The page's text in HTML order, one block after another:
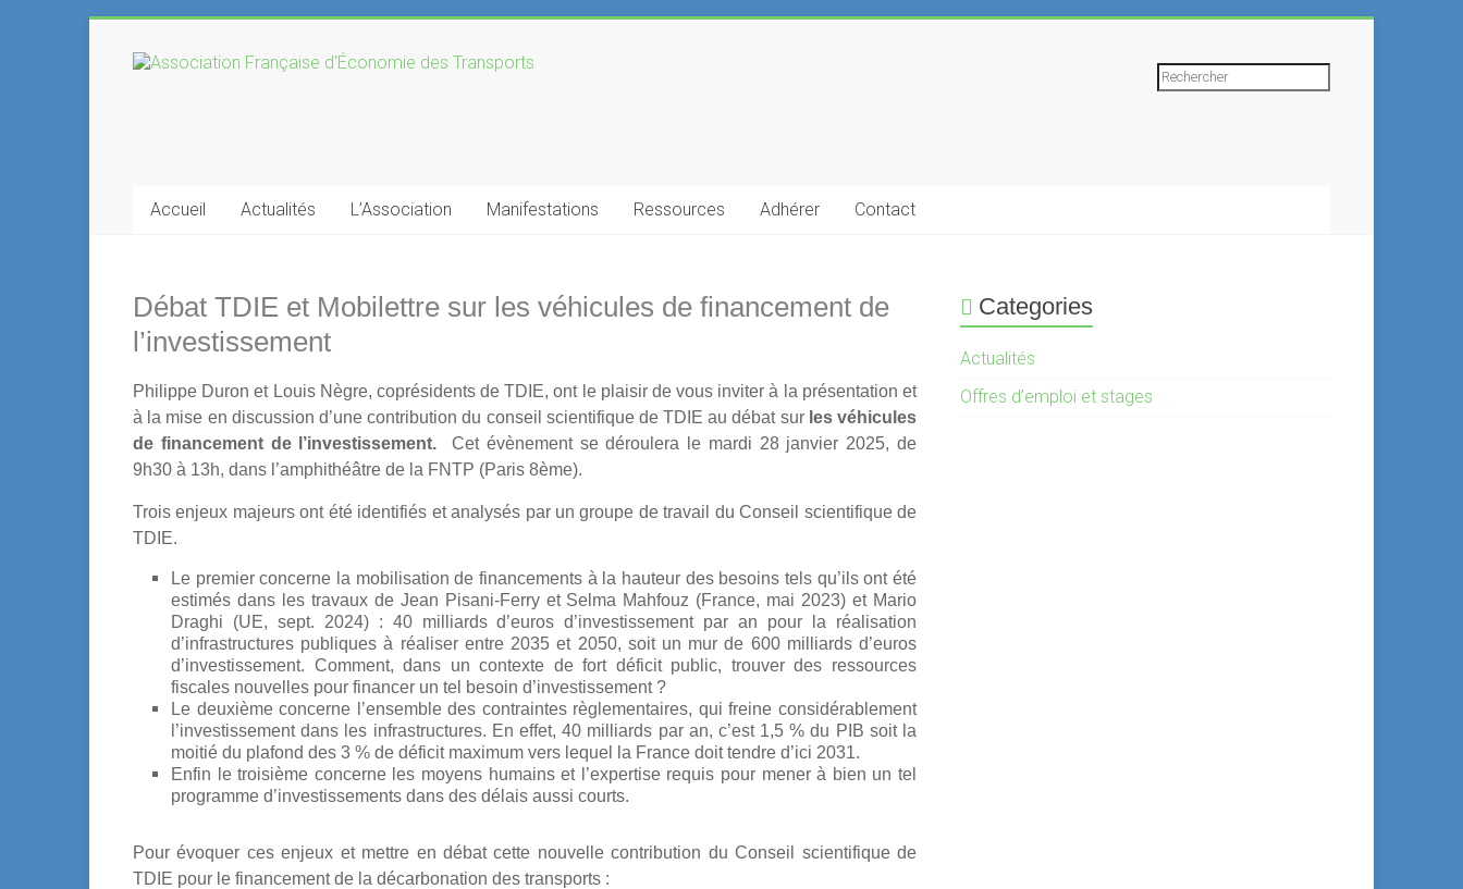
contentAssociation
des
Accueil Actualités L’Association Manifestations Ressources Adhérer Contact
Débat TDIE et Mobilettre sur les véhicules de financement de
l’investissement
Philippe Duron et Louis Nègre, coprésidents de TDIE, ont le plaisir de vous inviter à la présentation et
à la mise en discussion d’une contribution du conseil scientifique de TDIE au débat sur les véhicules
de financement de l’investissement. Cet évènement se déroulera le mardi 28 janvier 2025, de
9h30 à 13h, dans l’amphithéâtre de la FNTP (Paris 8ème).
Trois enjeux majeurs ont été identifiés et analysés par un groupe de travail du Conseil scientifique de
TDIE.
Le premier concerne la mobilisation de financements à la hauteur des besoins tels qu’ils ont été
estimés dans les travaux de Jean Pisani-Ferry et Selma Mahfouz (France, mai 2023) et Mario
Draghi (UE, sept. 2024) : 40 milliards d’euros d’investissement par an pour la réalisation
d’infrastructures publiques à réaliser entre 2035 et 2050, soit un mur de 600 milliards d’euros
d’investissement. Comment, dans un contexte de fort déficit public, trouver des ressources
fiscales nouvelles pour financer un tel besoin d’investissement ?
Le deuxième concerne l’ensemble des contraintes règlementaires, qui freine considérablement
l’investissement dans les infrastructures. En effet, 40 milliards par an, c’est 1,5 % du PIB soit la
moitié du plafond des 3 % de déficit maximum vers lequel la France doit tendre d’ici 2031.
Enfin le troisième concerne les moyens humains et l’expertise requis pour mener à bien un tel
programme d’investissements dans des délais aussi courts.
Pour évoquer ces enjeux et mettre en débat cette nouvelle contribution du Conseil scientifique de
TDIE pour le financement de la décarbonation des transports :
Categories
Actualités
Offres d’emploi et stages